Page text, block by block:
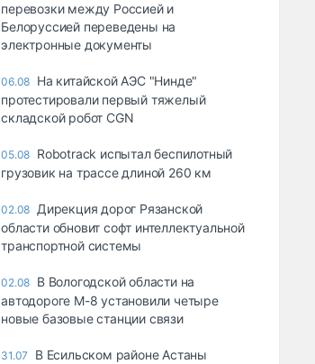
перевозки между Россией и
Белоруссией переведены на
электронные документы
06.08 На китайской АЭС "Нинде"
протестировали первый тяжелый
складской робот CGN
05.08 Robotrack испытал беспилотный
грузовик на трассе длиной 260 км
02.08 Дирекция дорог Рязанской
области обновит софт интеллектуальной
транспортной системы
02.08 В Вологодской области на
автодороге М-8 установили четыре
новые базовые станции связи
31.07
В Есильском районе Астаны